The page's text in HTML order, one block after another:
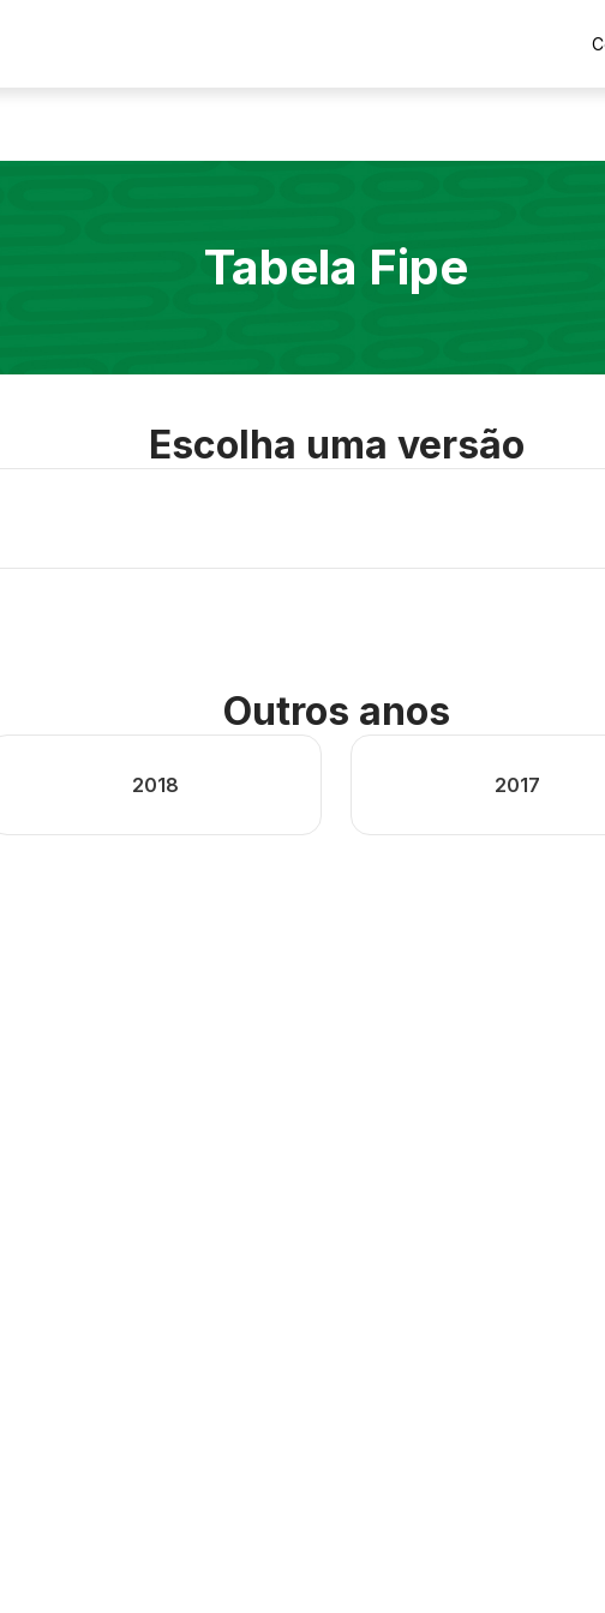
Tabela Fipe
Escolha uma versão
Outros anos
2018 2017